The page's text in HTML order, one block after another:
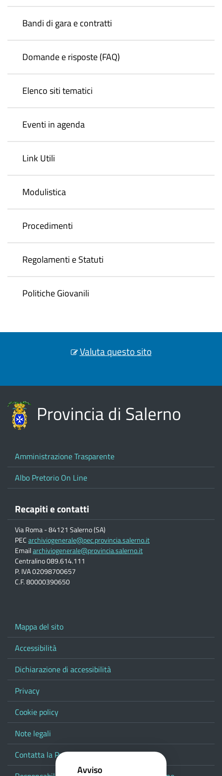
Bandi di gara e contratti
Domande e risposte (FAQ)
Elenco siti tematici
Eventi in agenda
Link Utili
Modulistica
Procedimenti
Regolamenti e Statuti
Politiche Giovanili
Valuta questo sito
Provincia di Salerno
Amministrazione Trasparente
Albo Pretorio On Line
Recapiti e contatti
Via Roma - 84121 Salerno (SA)
PECarchiviogenerale@pec.provincia.salerno.it
Emailarchiviogenerale@provincia.salerno.it
Centralino 089.614.111
P. IVA 02098700657
C.F. 80000390650
Mappa del sito
Accessibilità
Dichiarazione di accessibilità
Privacy
Cookie policy
Note legali
Contatta la Provincia
Avviso